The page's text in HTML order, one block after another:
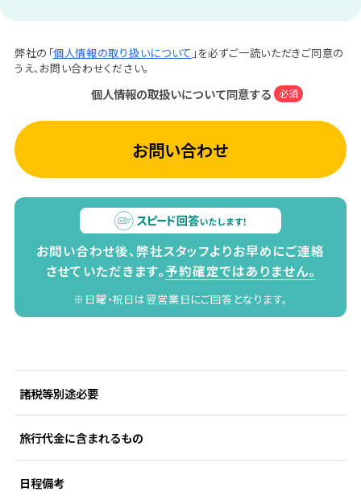
弊社の「個人情報の取り扱いについて 」を必ずご一読いただきご同意の
うえ、お問い合わせください。
個人情報の取扱いについて同意する 必須
お問い合わせ
お問い合わせ後、弊社スタッフよりお早めにご連絡
させていただきます。予約確定ではありません。
※日曜・祝日は翌営業日にご回答となります。
諸税等別途必要
旅行代金に含まれるもの
日程備考